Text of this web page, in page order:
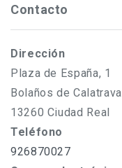
Contacto
Dirección
Plaza de España, 1
Bolaños de Calatrava
13260 Ciudad Real
Teléfono
926870027